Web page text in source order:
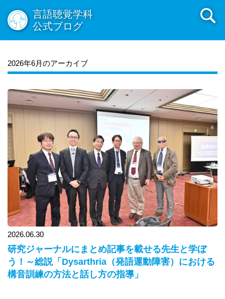
言語聴覚学科
公式ブログ
2026年6月のアーカイブ
2026.06.30
研究ジャーナルにまとめ記事を載せる先生と学ぼ
う！～総説「Dysarthria（発語運動障害）における
構音訓練の方法と話し方の指導」
2010年12月2010年11月 2010年10月
2010年08月
2010年07月
2009年08月
2009年07月 2009年06月2009年05月
2008年12月2008年11月 2008年10月
2008年09月
2008年08月
2008年07月